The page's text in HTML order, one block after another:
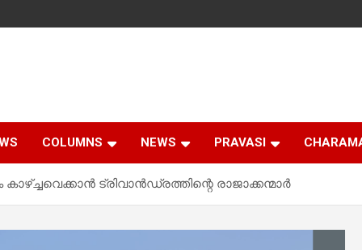
COLUMNS NEWS PRAVASI
ട്രിവാന്‍ഡ്രത്തിന്റെ രാജാക്കന്മാര്‍